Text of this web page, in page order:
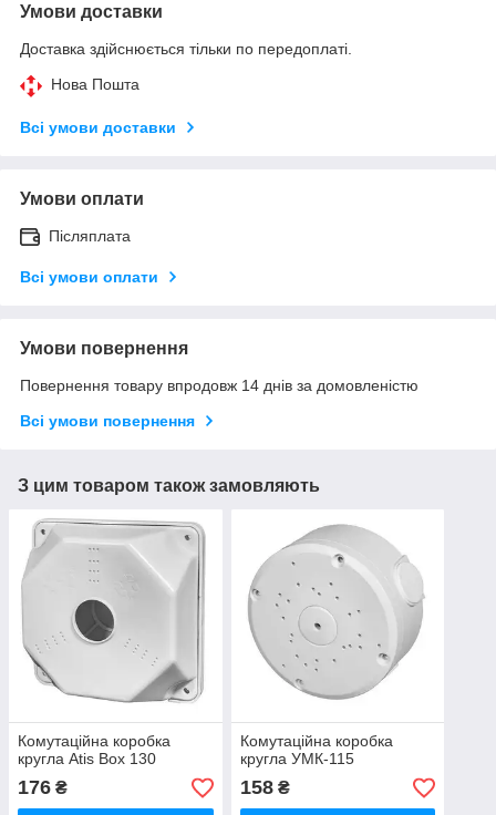
Умови доставки
Доставка здійснюється тільки по передоплаті.
Нова Пошта
Всі умови доставки
Умови оплати
Післяплата
Всі умови оплати
Умови повернення
Повернення товару впродовж 14 днів за домовленістю
Всі умови повернення
З цим товаром також замовляють
Комутаційна коробка
кругла Atis Box 130
176 ₴
Комутаційна коробка
кругла УМК-115
158₴